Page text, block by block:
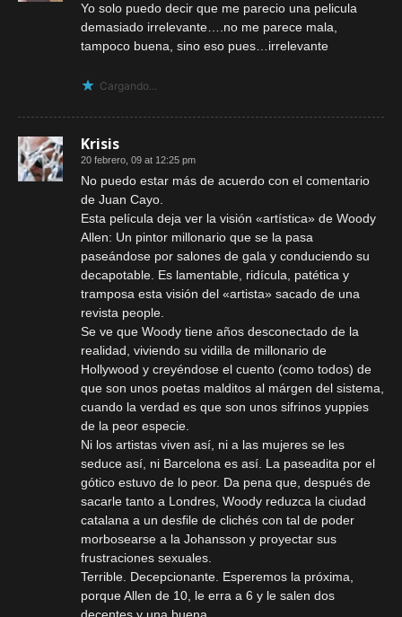
Yo solo puedo decir que me parecio una pelicula
demasiado irrelevante….no me parece mala,
tampoco buena, sino eso pues…irrelevante
Cargando...
Krisis
20 febrero, 09 at 12:25 pm
No puedo estar más de acuerdo con el comentario
de Juan Cayo.
Esta película deja ver la visión «artística» de Woody
Allen: Un pintor millonario que se la pasa
paseándose por salones de gala y conduciendo su
decapotable. Es lamentable, ridícula, patética y
tramposa esta visión del «artista» sacado de una
revista people.
Se ve que Woody tiene años desconectado de la
realidad, viviendo su vidilla de millonario de
Hollywood y creyéndose el cuento (como todos) de
que son unos poetas malditos al márgen del sistema,
cuando la verdad es que son unos sifrinos yuppies
de la peor especie.
Ni los artistas viven así, ni a las mujeres se les
seduce así, ni Barcelona es así. La paseadita por el
gótico estuvo de lo peor. Da pena que, después de
sacarle tanto a Londres, Woody reduzca la ciudad
catalana a un desfile de clichés con tal de poder
morbosearse a la Johansson y proyectar sus
frustraciones sexuales.
Terrible. Decepcionante. Esperemos la próxima,
porque Allen de 10, le erra a 6 y le salen dos